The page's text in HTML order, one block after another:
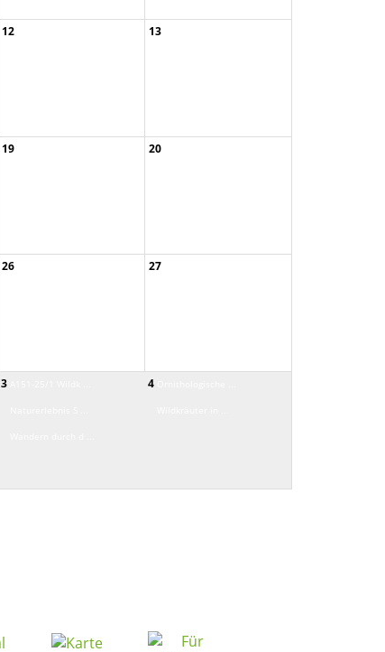
Wildkräuterwand ...
12
Wildkräuterwand ...
13
Rundwanderung u ...
19 20
Obstbaumschnitt ...
26 27
3 4